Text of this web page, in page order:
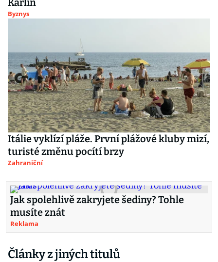
Karlín
Byznys
Itálie vyklízí pláže. První plážové kluby mizí,
turisté změnu pocítí brzy
Zahraniční
Jak spolehlivě zakryjete šediny? Tohle
musíte znát
Reklama
Články z jiných titulů